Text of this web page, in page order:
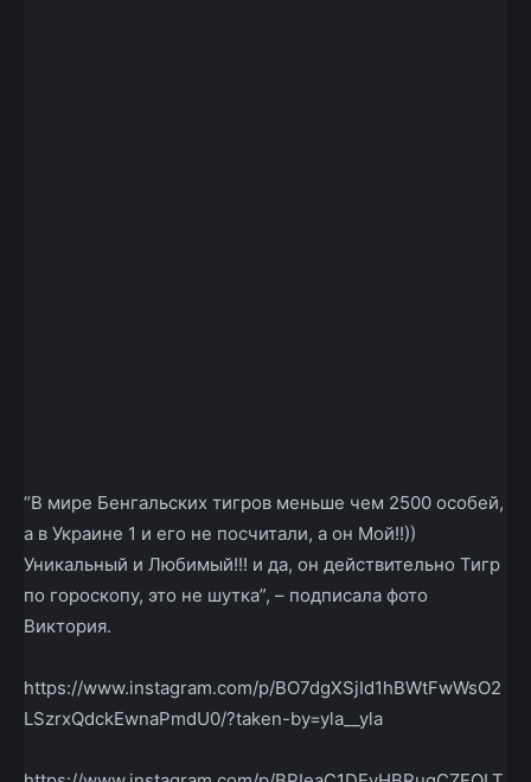
“В мире Бенгальских тигров меньше чем 2500 особей,
а в Украине 1 и его не посчитали, а он Мой!!))
Уникальный и Любимый!!! и да, он действительно Тигр
по гороскопу, это не шутка”, – подписала фото
Виктория.
https://www.instagram.com/p/BO7dgXSjId1hBWtFwWsO2
LSzrxQdckEwnaPmdU0/?taken-by=yla__yla